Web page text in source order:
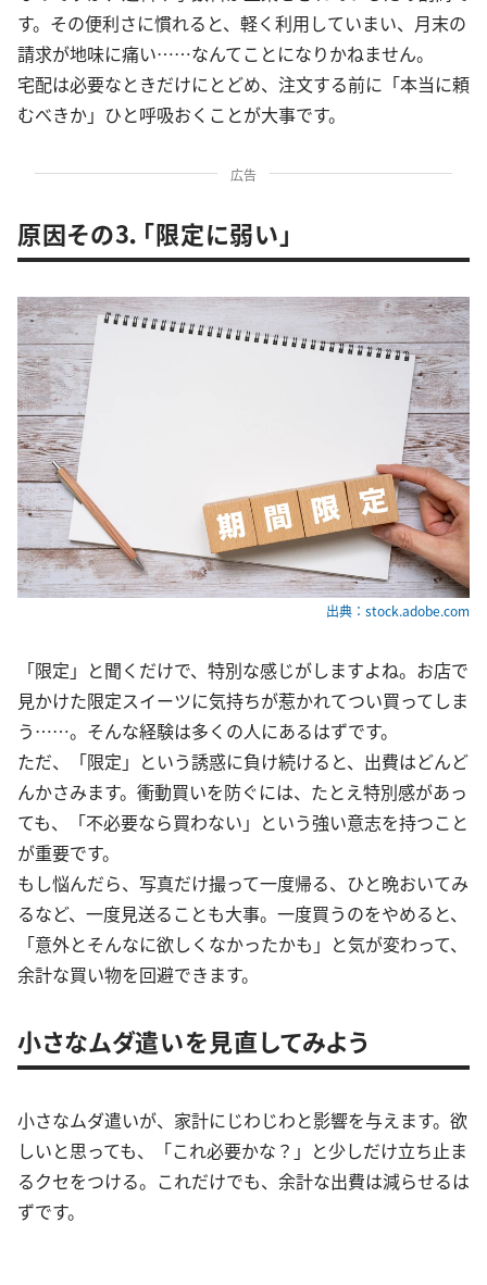
す。その便利さに慣れると、軽く利用していまい、月末の
請求が地味に痛い……なんてことになりかねません。
宅配は必要なときだけにとどめ、注文する前に「本当に頼
むべきか」ひと呼吸おくことが大事です。
広告
原因その3．「限定に弱い」
出典：stock.adobe.com
「限定」と聞くだけで、特別な感じがしますよね。お店で
見かけた限定スイーツに気持ちが惹かれてつい買ってしま
う……。そんな経験は多くの人にあるはずです。
ただ、「限定」という誘惑に負け続けると、出費はどんど
んかさみます。衝動買いを防ぐには、たとえ特別感があっ
ても、「不必要なら買わない」という強い意志を持つこと
が重要です。
もし悩んだら、写真だけ撮って一度帰る、ひと晩おいてみ
るなど、一度見送ることも大事。一度買うのをやめると、
「意外とそんなに欲しくなかったかも」と気が変わって、
余計な買い物を回避できます。
小さなムダ遣いを見直してみよう
小さなムダ遣いが、家計にじわじわと影響を与えます。欲
しいと思っても、「これ必要かな？」と少しだけ立ち止ま
るクセをつける。これだけでも、余計な出費は減らせるは
ずです。